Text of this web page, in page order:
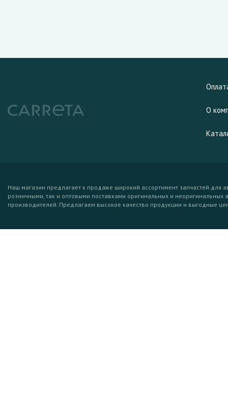
О
Наш магазин предлагает к продаже широкий ассортимент запчастей для
розничными, так и оптовыми поставками оригинальных и неоригинальных
производителей. Предлагаем высокое качество продукции и выгодные